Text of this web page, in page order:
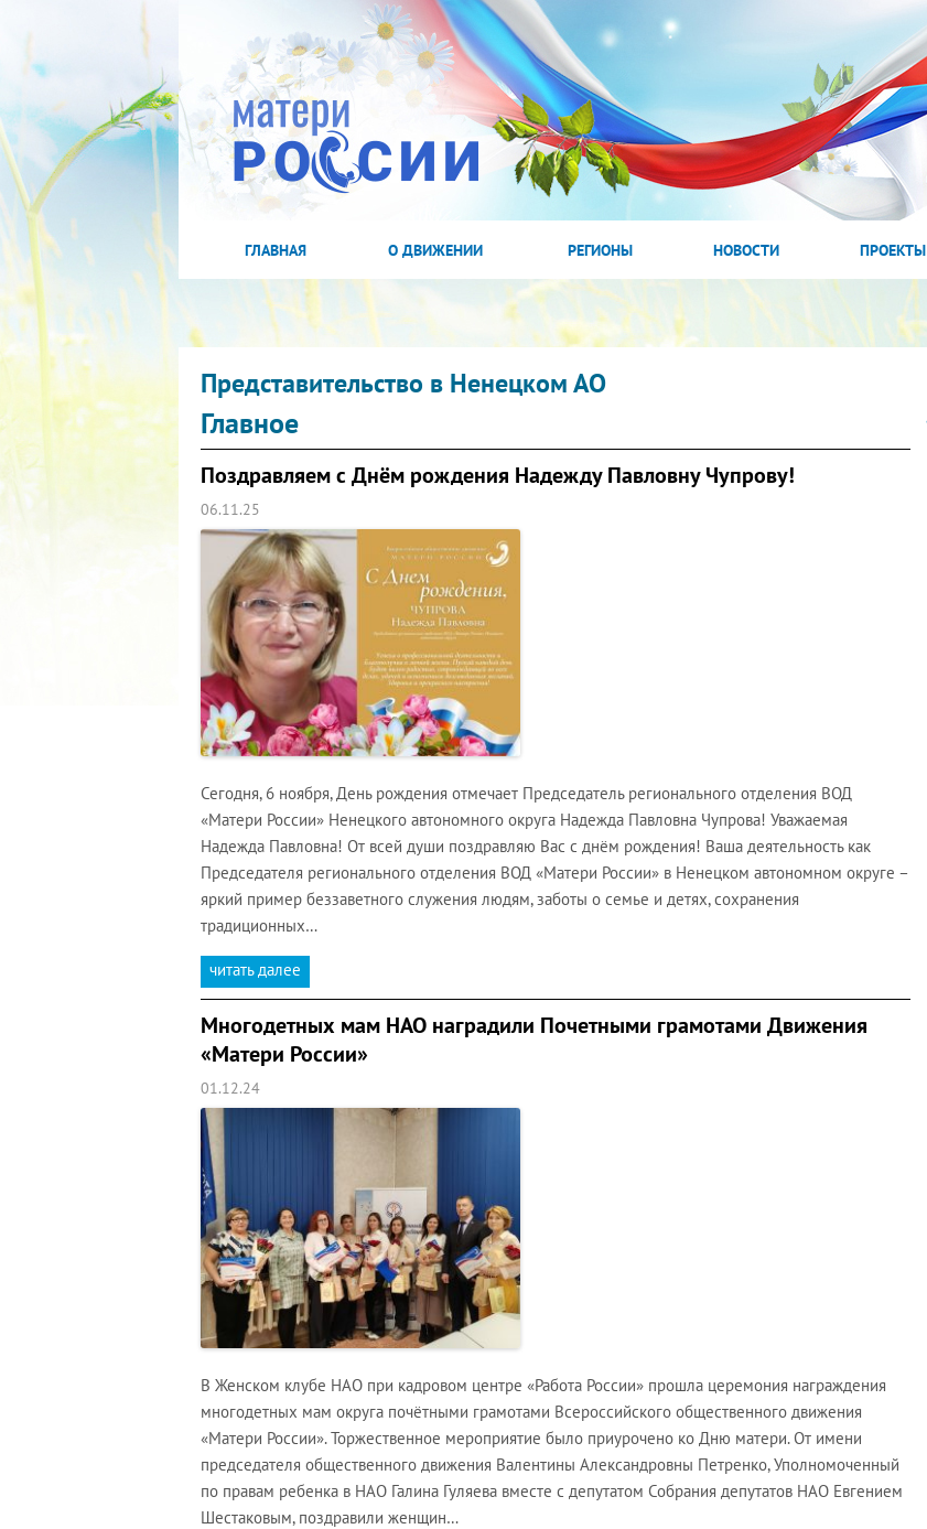
ГЛАВНАЯ О ДВИЖЕНИИ РЕГИОНЫ НОВОСТИ ПРОЕКТЫ
Представительство в Ненецком АО
Главное
Поздравляем с Днём рождения Надежду Павловну Чупрову!
06.11.25
Сегодня, 6 ноября, День рождения отмечает Председатель регионального отделения ВОД
«Матери России» Ненецкого автономного округа Надежда Павловна Чупрова! Уважаемая
Надежда Павловна! От всей души поздравляю Вас с днём рождения! Ваша деятельность как
Председателя регионального отделения ВОД «Матери России» в Ненецком автономном округе –
яркий пример беззаветного служения людям, заботы о семье и детях, сохранения
традиционных…
читать далее
Многодетных мам НАО наградили Почетными грамотами Движения
«Матери России»
01.12.24
В Женском клубе НАО при кадровом центре «Работа России» прошла церемония награждения
многодетных мам округа почётными грамотами Всероссийского общественного движения
«Матери России». Торжественное мероприятие было приурочено ко Дню матери. От имени
председателя общественного движения Валентины Александровны Петренко, Уполномоченный
по правам ребенка в НАО Галина Гуляева вместе с депутатом Собрания депутатов НАО Евгением
Шестаковым, поздравили женщин…